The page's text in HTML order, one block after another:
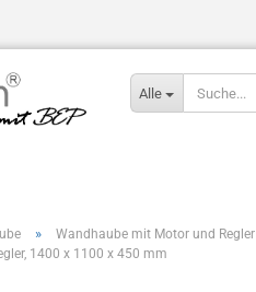
Alle
» Wandhaube mit Motor und Regler
1400 x 1100 x 450 mm